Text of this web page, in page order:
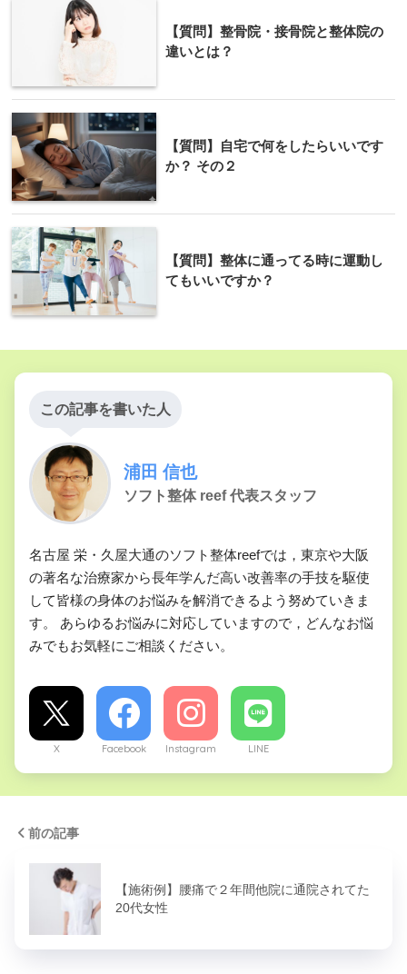
【質問】整骨院・接骨院と整体院の
違いとは？
【質問】自宅で何をしたらいいです
か？ その２
【質問】整体に通ってる時に運動し
てもいいですか？
この記事を書いた人
浦田 信也
ソフト整体 reef 代表スタッフ
名古屋 栄・久屋大通のソフト整体reefでは，東京や大阪
の著名な治療家から長年学んだ高い改善率の手技を駆使
して皆様の身体のお悩みを解消できるよう努めていきま
す。 あらゆるお悩みに対応していますので，どんなお悩
みでもお気軽にご相談ください。
X Facebook Instagram LINE
前の記事
【施術例】腰痛で２年間他院に通院されてた
20代女性